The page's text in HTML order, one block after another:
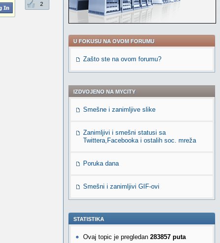
2
U FOKUSU NA OVOM FORUMU
Zašto ste na ovom forumu?
IZDVOJENO NA MYCITY
Smešne i zanimljive slike
Zanimljivi i smešni statusi sa
Twittera,Facebooka i ostalih soc. mreža
Poruka dana
Smešni i zanimljivi GIF-ovi
STATISTIKA
Ovaj topic je pregledan 283857 puta